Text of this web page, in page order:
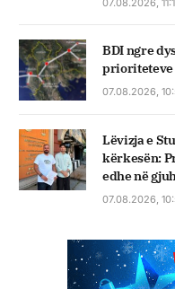
07.08.2026,
BDI ngre
07.08.2026,
Lëvizja e
kërkesën:
edhe në
07.08.2026,